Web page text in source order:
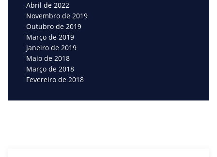
Abril de 2022
Novembro de 2019
Outubro de 2019
Março de 2019
Janeiro de 2019
Maio de 2018
Março de 2018
Fevereiro de 2018